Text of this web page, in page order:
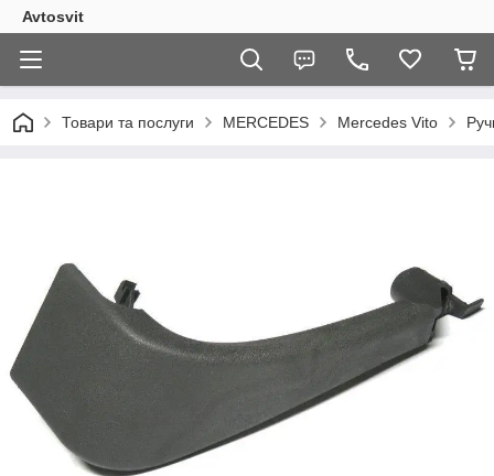
Avtosvit
Товари та послуги MERCEDES Mercedes Vito